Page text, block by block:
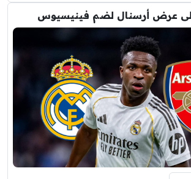
على عرض أرسنال لضم فينيسيوس